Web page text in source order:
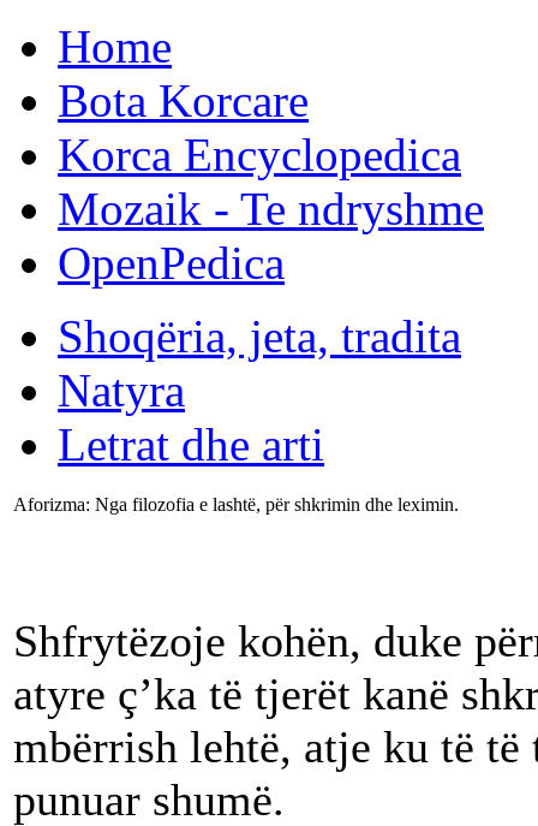
Home
Bota Korcare
Korca Encyclopedica
Mozaik - Te ndryshme
OpenPedica
Shoqëria, jeta, tradita
Natyra
Letrat dhe arti
Aforizma: Nga filozofia e lashtë, për shkrimin dhe leximin.
Shfrytëzoje kohën, duke
atyre ç’ka të tjerët kanë
mbërrish lehtë, atje ku të
punuar shumë.